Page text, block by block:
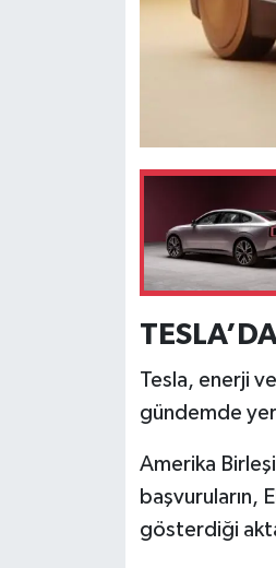
Tesla, enerji
gündemde
Amerika
başvuruların,
gösterdiği